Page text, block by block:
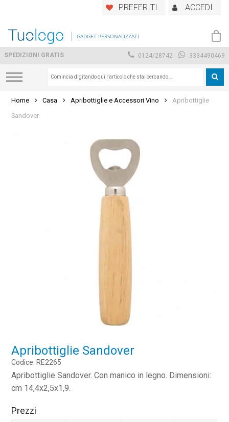
main
PREFERITI ACCEDI
GADGET PERSONALIZZATI
SPEDIZIONI GRATIS 0124/28742 3334490469
Home Casa Apribottiglie e Accessori Vino
Apribottiglie
Sandover
Apribottiglie Sandover
Codice: RE2265
Apribottiglie Sandover. Con manico in legno. Dimensioni:
cm 14,4x2,5x1,9.
Prezzi